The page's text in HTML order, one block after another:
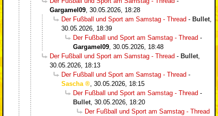
Gargamel09, 30.05.2026, 18:28
Der Fußball und Sport am Samstag - Thread - Bullet,
30.05.2026, 18:39
Der Fußball und Sport am Samstag - Thread -
Gargamel09, 30.05.2026, 18:48
Der Fußball und Sport am Samstag - Thread - Bullet,
30.05.2026, 18:13
Der Fußball und Sport am Samstag - Thread -
Sascha
, 30.05.2026, 18:15
Der Fußball und Sport am Samstag - Thread -
Bullet, 30.05.2026, 18:20
Der Fußball und Sport am Samstag - Thread